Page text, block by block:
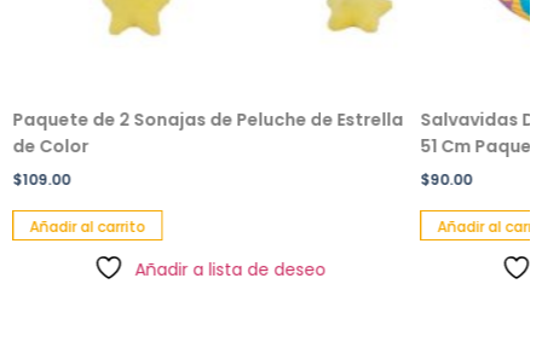
Paquete de 2 Sonajas de Peluche de Estrella
de Color
$109.00
Añadir al carrito
Añadir a lista de deseo
Salvavidas
51 Cm
$90.00
Añadir al